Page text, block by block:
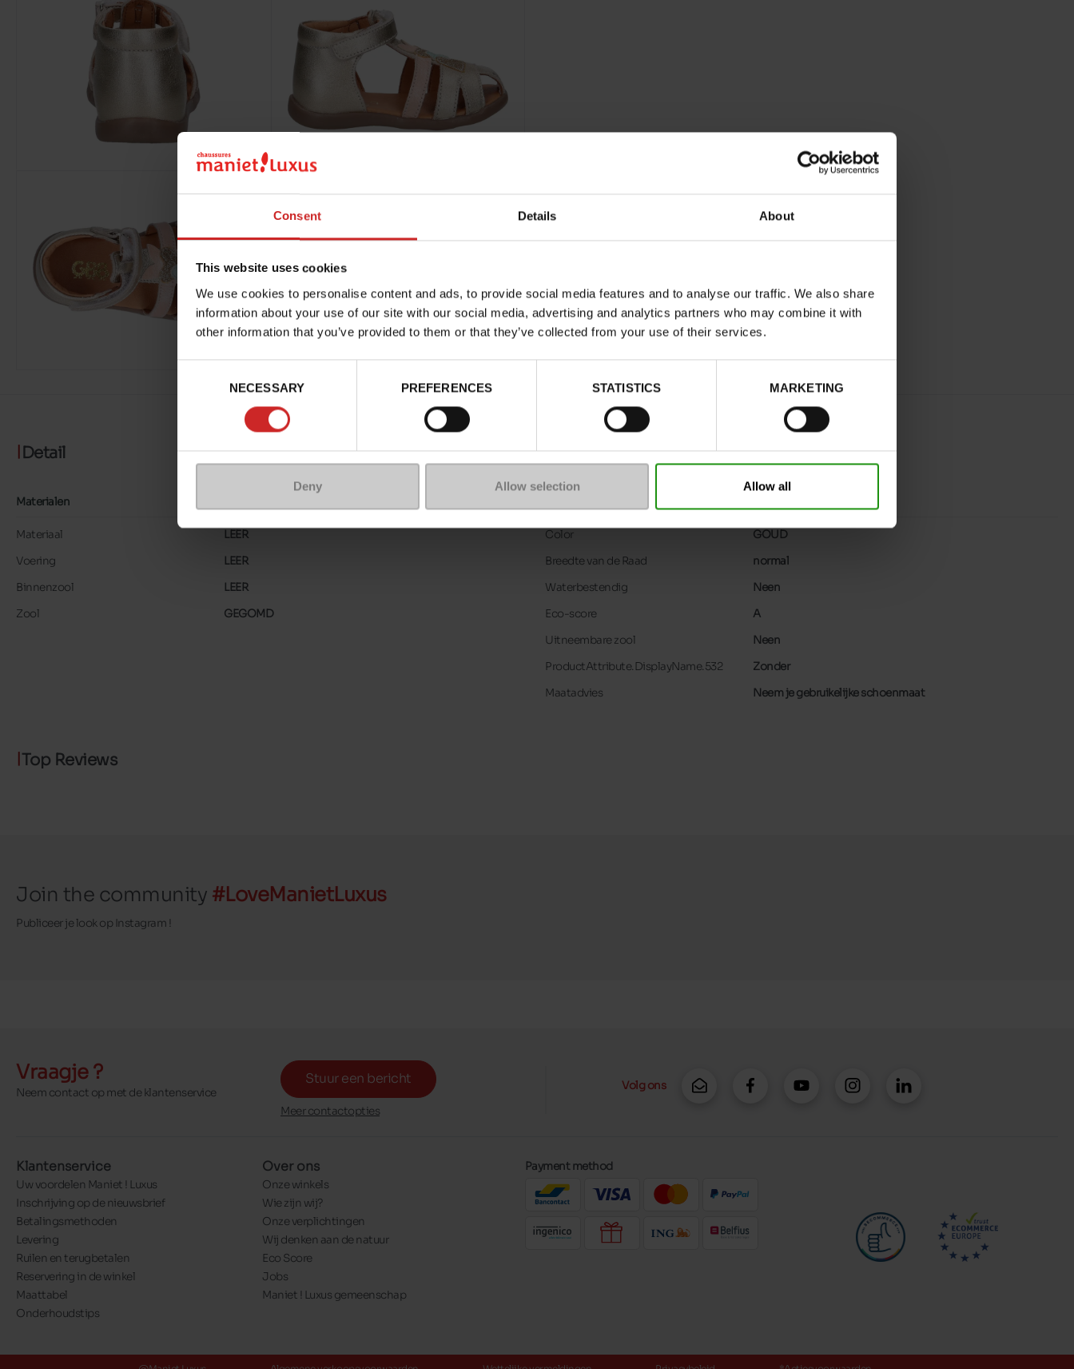
Consent Details About
This website uses cookies
We use cookies to personalise content and ads, to provide social media features and to analyse our traffic. We also share
information about your use of our site with our social media, advertising and analytics partners who may combine it with
other information that you’ve provided to them or that they’ve collected from your use of their services.
NECESSARY PREFERENCES STATISTICS MARKETING
Deny Allow selection Allow all
Detail
Materialen
Materiaal
LEER
Voering
LEER
Binnenzool
LEER
Zool
GEGOMD
Color
GOUD
Breedte van de Raad
normal
Waterbestendig
Neen
Eco-score
A
Uitneembare zool
Neen
ProductAttribute.DisplayName.532
Zonder
Maatadvies
Neem je gebruikelijke schoenmaat
Top Reviews
Join the community #LoveManietLuxus
Publiceer je look op Instagram !
Vraagje ?
Neem contact op met de klantenservice
Stuur een bericht
Meer contactopties
Volg ons
Klantenservice
Uw voordelen Maniet ! Luxus
Inschrijving op de nieuwsbrief
Betalingsmethoden
Levering
Ruilen en terugbetalen
Reservering in de winkel
Maattabel
Onderhoudstips
Over ons
Onze winkels
Wie zijn wij?
Onze verplichtingen
Wij denken aan de natuur
Eco Score
Jobs
Maniet ! Luxus gemeenschap
Payment method